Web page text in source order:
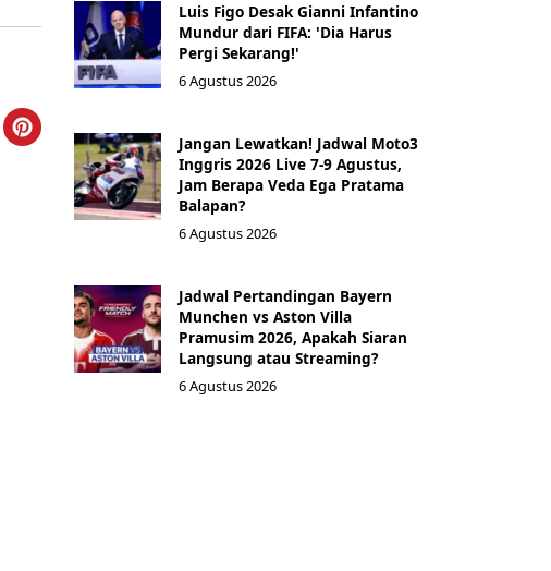
Luis Figo Desak Gianni Infantino
Mundur dari FIFA: 'Dia Harus
Pergi Sekarang!'
6 Agustus 2026
Jangan Lewatkan! Jadwal Moto3
Inggris 2026 Live 7-9 Agustus,
Jam Berapa Veda Ega Pratama
Balapan?
6 Agustus 2026
Jadwal Pertandingan Bayern
Munchen vs Aston Villa
Pramusim 2026, Apakah Siaran
Langsung atau Streaming?
6 Agustus 2026